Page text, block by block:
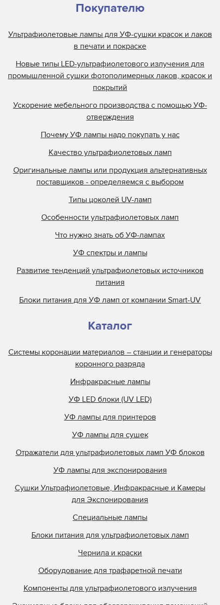
Покупателю
Ультрафиолетовые лампы для УФ-сушки красок и лаков
в печати и покраске
Новые типы LED-ультрафиолетового излучения для
промышленной сушки фотополимерных лаков, красок и
покрытий
Ускорение мебельного производства с помощью УФ-
отверждения
Почему УФ лампы надо покупать у нас
Качество ультрафиолетовых ламп
Оригинальные лампы или продукция альтернативных
поставщиков - определяемся с выбором
Типы цоколей UV-ламп
Особенности ультрафиолетовых ламп
Что нужно знать об УФ-лампах
УФ спектры и лампы
Развитие тенденций ультрафиолетовых источников
питания
Блоки питания для УФ ламп от компании Smart-UV
Каталог
Системы коронации материалов – станции и генераторы
коронного разряда
Инфракрасные лампы
УФ LED блоки (UV LED)
УФ лампы для принтеров
УФ лампы для сушек
Отражатели для ультрафиолетовых ламп УФ блоков
УФ лампы для экспонирования
Сушки Ультрафиолетовые, Инфракрасные и Камеры
для Экспонирования
Специальные лампы
Блоки питания для ультрафиолетовых ламп
Чернила и краски
Оборудование для трафаретной печати
Компоненты для ультрафиолетового излучения